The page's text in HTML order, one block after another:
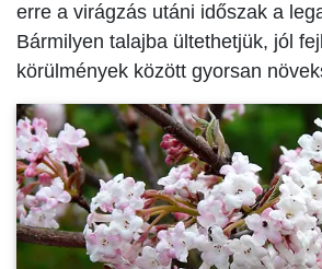
erre a virágzás utáni időszak a
Bármilyen talajba ültethetjük, jól
körülmények között gyorsan